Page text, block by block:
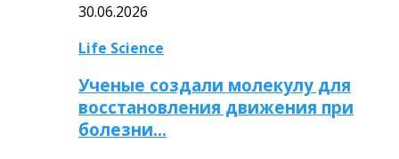
30.06.2026
Life Science
Ученые создали молекулу для
восстановления движения при
болезни…